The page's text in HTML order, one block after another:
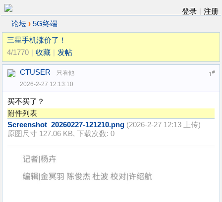
登录
注册
论坛 › 5G终端
三星手机涨价了！
4/1770
收藏 发帖
1#
CTUSER
只看他
2026-2-27 12:13:10
买不买了？
附件列表
Screenshot_20260227-121210.png (2026-2-27 12:13 上传)
原图尺寸 127.06 KB, 下载次数: 0